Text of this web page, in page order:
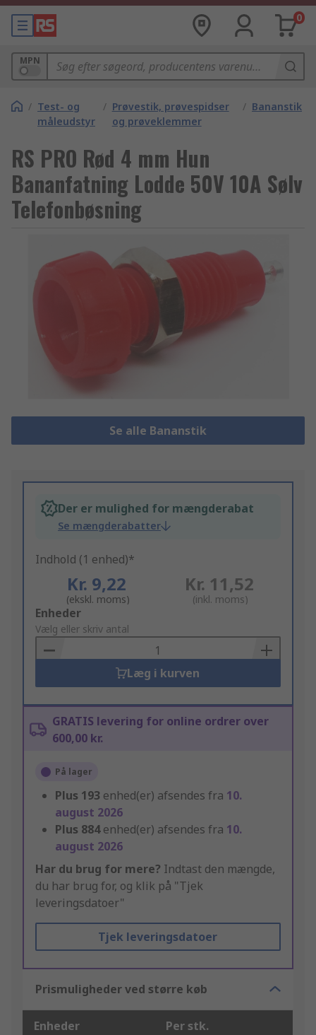
0
MPN
/ Test- og
måleudstyr
/ Prøvestik, prøvespidser
og prøveklemmer
/ Bananstik
RS PRO Rød 4 mm Hun
Bananfatning Lodde 50V 10A Sølv
Telefonbøsning
Se alle Bananstik
Der er mulighed for mængderabat
Se mængderabatter
Indhold (1 enhed)*
Kr. 9,22
(ekskl. moms)
Kr. 11,52
(inkl. moms)
Add
to
Basket
Enheder
Vælg eller skriv antal
Læg i kurven
GRATIS levering for online ordrer over
600,00 kr.
På lager
Plus 193 enhed(er) afsendes fra 10.
august 2026
Plus 884enhed(er) afsendes fra 10.
august 2026
Har du brug for mere? Indtast den mængde,
du har brug for, og klik på "Tjek
leveringsdatoer"
Tjek leveringsdatoer
Prismuligheder ved større køb
Enheder Per stk.